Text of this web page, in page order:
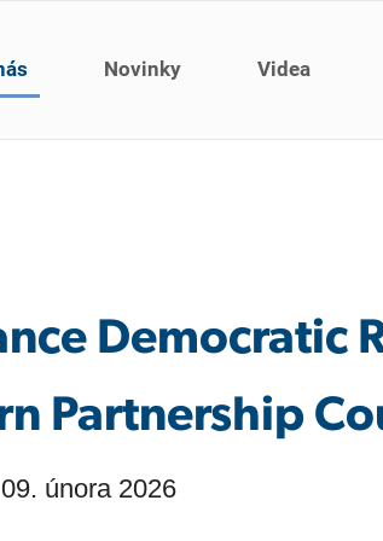
Novinky Videa
Democratic
Partnership
09. února 2026